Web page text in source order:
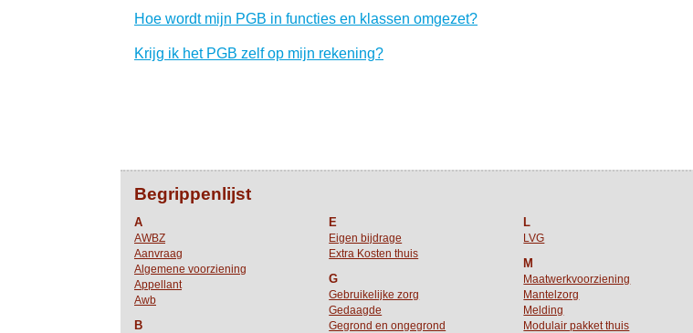
Hoe wordt mijn PGB in functies en klassen omgezet?
Krijg ik het PGB zelf op mijn rekening?
Begrippenlijst
A
AWBZ
Aanvraag
Algemene voorziening
Appellant
Awb
B
E
Eigen bijdrage
Extra Kosten thuis
G
Gebruikelijke zorg
Gedaagde
Gegrond en ongegrond
L
LVG
M
Maatwerkvoorziening
Mantelzorg
Melding
Modulair pakket thuis